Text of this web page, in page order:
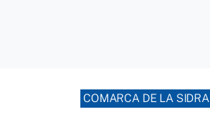
COMARCA DE LA SIDRA